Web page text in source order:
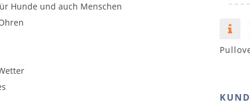
Hunde und auch Menschen